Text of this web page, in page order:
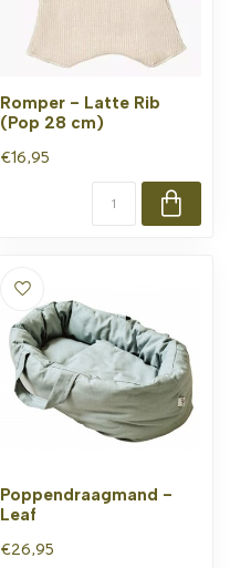
Romper - Latte Rib
(Pop 28 cm)
€16,95
Poppendraagmand -
Leaf
€26,95